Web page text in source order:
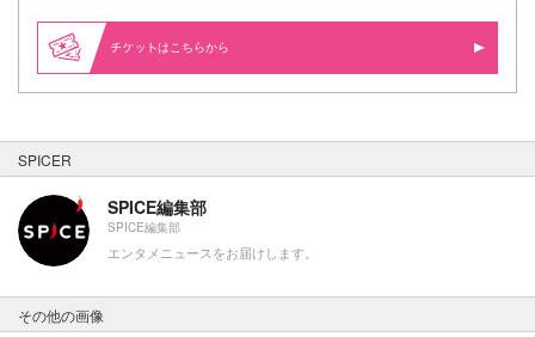
はこちらから
SPICER
SPICE編集部
SPICE編集部
エンタメニュースをお届けします。
その他の画像